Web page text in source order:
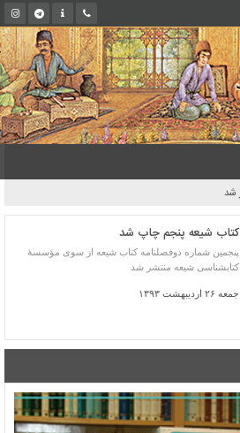
کتاب شیعه پنجم چاپ شد
پنجمین شماره دوفصلنامه کتاب شیعه از سوی مؤسسۀ
کتابشناسی شیعه منتشر شد
جمعه ۲۶ اردیبهشت ۱۳۹۳